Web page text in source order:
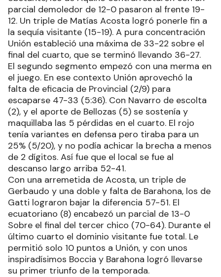
parcial demoledor de 12-0 pasaron al frente 19-
12. Un triple de Matías Acosta logró ponerle fin a
la sequía visitante (15-19). A pura concentración
Unión estableció una máxima de 33-22 sobre el
final del cuarto, que se terminó llevando 36-27.
El segundo segmento empezó con una merma en
el juego. En ese contexto Unión aprovechó la
falta de eficacia de Provincial (2/9) para
escaparse 47-33 (5:36). Con Navarro de escolta
(2), y el aporte de Bellozas (5) se sostenía y
maquillaba las 5 pérdidas en el cuarto. El rojo
tenía variantes en defensa pero tiraba para un
25% (5/20), y no podía achicar la brecha a menos
de 2 dígitos. Así fue que el local se fue al
descanso largo arriba 52-41.
Con una arremetida de Acosta, un triple de
Gerbaudo y una doble y falta de Barahona, los de
Gatti lograron bajar la diferencia 57-51. El
ecuatoriano (8) encabezó un parcial de 13-0
Sobre el final del tercer chico (70-64). Durante el
último cuarto el dominio visitante fue total. Le
permitió solo 10 puntos a Unión, y con unos
inspiradísimos Boccia y Barahona logró llevarse
su primer triunfo de la temporada.